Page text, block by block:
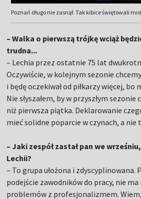
Poznań długo nie zasnął. Tak kibice świętowali
– Walka o pierwszą trójkę wciąż
trudna...
– Lechia przez ostatnie 75 lat
Oczywiście, w kolejnym sezonie
i będę oczekiwał od piłkarzy więcej, bo
Nie słyszałem, by w przyszłym sezonie
niż pierwsza piątka. Deklarowanie
mieć solidne poparcie w czynach, a nie
– Jaki zespół zastał pan we
Lechii?
– To grupa ułożona i zdyscyplinowana.
podejście zawodników do pracy, nie
problemów z profesjonalizmem.